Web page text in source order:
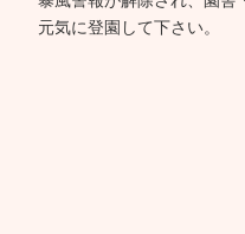
元気に登園して下さい。